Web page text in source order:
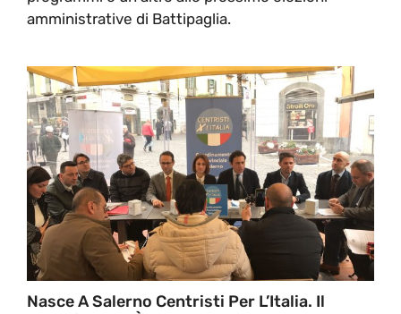
amministrative di Battipaglia.
Nasce A Salerno Centristi Per L’Italia. Il